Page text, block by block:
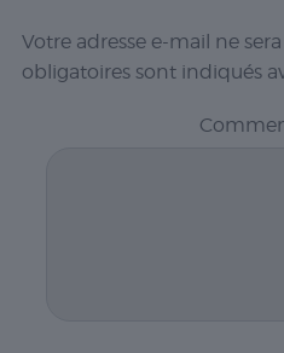
Votre adresse e-mail ne
obligatoires sont indiqués